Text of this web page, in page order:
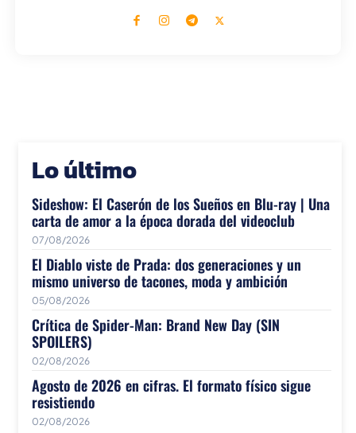
Lo último
Sideshow: El Caserón de los Sueños en Blu-ray | Una
carta de amor a la época dorada del videoclub
07/08/2026
El Diablo viste de Prada: dos generaciones y un
mismo universo de tacones, moda y ambición
05/08/2026
Crítica de Spider-Man: Brand New Day (SIN
SPOILERS)
02/08/2026
Agosto de 2026 en cifras. El formato físico sigue
resistiendo
02/08/2026